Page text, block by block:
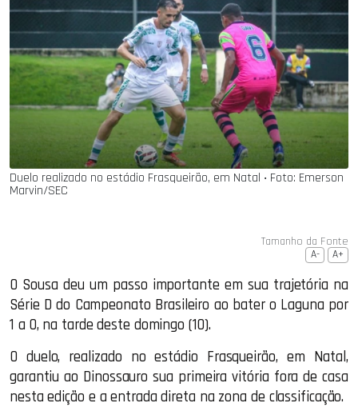
Duelo realizado no estádio Frasqueirão, em Natal ‧ Foto: Emerson
Marvin/SEC
Tamanho da Fonte
A- A+
O Sousa deu um passo importante em sua trajetória na
Série D do Campeonato Brasileiro ao bater o Laguna por
1 a 0, na tarde deste domingo (10).
O duelo, realizado no estádio Frasqueirão, em Natal,
garantiu ao Dinossauro sua primeira vitória fora de casa
nesta edição e a entrada direta na zona de classificação.